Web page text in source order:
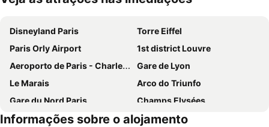
Ampliar mapa
Disneyland Paris
Torre Eiffel
Paris Orly Airport
1st district Louvre
Aeroporto de Paris - Charles de Gaulle
Gare de Lyon
Le Marais
Arco do Triunfo
Gare du Nord Paris
Champs Elysées
58 tour eiffel
Quartier Latin
Informações sobre o alojamento